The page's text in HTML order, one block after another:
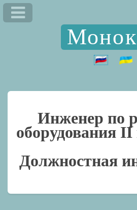
Инженер по
оборудования II
Должностная